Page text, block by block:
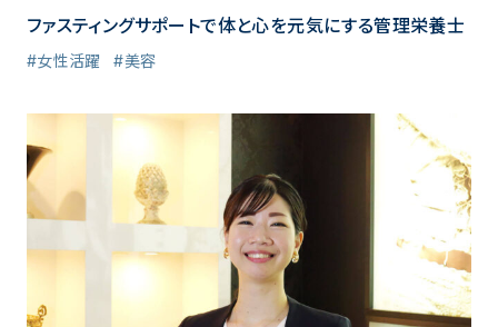
ファスティングサポートで体と心を元気にする管理栄養士
#女性活躍 #美容